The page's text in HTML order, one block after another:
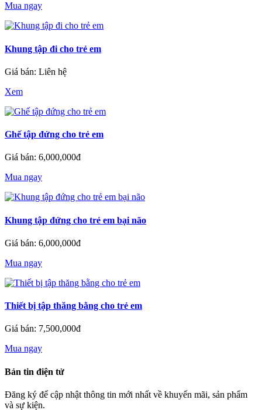
Mua ngay
Khung tập đi cho trẻ em
Giá bán: Liên hệ
Xem
Ghế tập đứng cho trẻ em
Giá bán: 6,000,000đ
Mua ngay
Khung tập đứng cho trẻ em bại não
Giá bán: 6,000,000đ
Mua ngay
Thiết bị tập thăng bằng cho trẻ em
Giá bán: 7,500,000đ
Mua ngay
Bản tin điện tử
Đăng ký để cập nhật thông tin mới nhất về khuyến mãi, sản phẩm
và sự kiện.